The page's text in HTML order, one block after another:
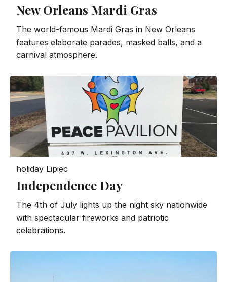
New Orleans Mardi Gras
The world-famous Mardi Gras in New Orleans
features elaborate parades, masked balls, and a
carnival atmosphere.
holiday Lipiec
Independence Day
The 4th of July lights up the night sky nationwide
with spectacular fireworks and patriotic
celebrations.